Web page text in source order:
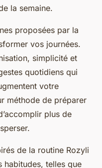
la semaine.
proposées par la
vos journées.
simplicité et
quotidiens qui
votre
méthode de préparer
plus de
de la routine Rozyli
habitudes, telles que